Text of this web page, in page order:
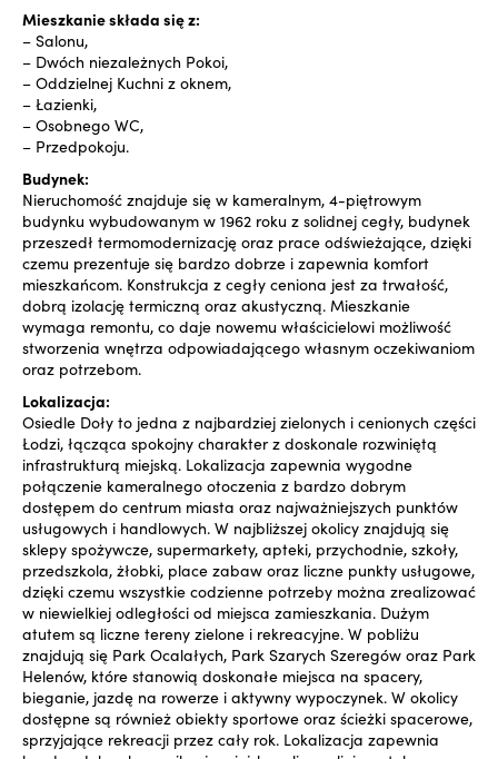
Mieszkanie składa się z:
– Salonu,
– Dwóch niezależnych Pokoi,
– Oddzielnej Kuchni z oknem,
– Łazienki,
– Osobnego WC,
– Przedpokoju.
Budynek:
Nieruchomość znajduje się w kameralnym, 4-piętrowym
budynku wybudowanym w 1962 roku z solidnej cegły, budynek
przeszedł termomodernizację oraz prace odświeżające, dzięki
czemu prezentuje się bardzo dobrze i zapewnia komfort
mieszkańcom. Konstrukcja z cegły ceniona jest za trwałość,
dobrą izolację termiczną oraz akustyczną. Mieszkanie
wymaga remontu, co daje nowemu właścicielowi możliwość
stworzenia wnętrza odpowiadającego własnym oczekiwaniom
oraz potrzebom.
Lokalizacja:
Osiedle Doły to jedna z najbardziej zielonych i cenionych części
Łodzi, łącząca spokojny charakter z doskonale rozwiniętą
infrastrukturą miejską. Lokalizacja zapewnia wygodne
połączenie kameralnego otoczenia z bardzo dobrym
dostępem do centrum miasta oraz najważniejszych punktów
usługowych i handlowych. W najbliższej okolicy znajdują się
sklepy spożywcze, supermarkety, apteki, przychodnie, szkoły,
przedszkola, żłobki, place zabaw oraz liczne punkty usługowe,
dzięki czemu wszystkie codzienne potrzeby można zrealizować
w niewielkiej odległości od miejsca zamieszkania. Dużym
atutem są liczne tereny zielone i rekreacyjne. W pobliżu
znajdują się Park Ocalałych, Park Szarych Szeregów oraz Park
Helenów, które stanowią doskonałe miejsca na spacery,
bieganie, jazdę na rowerze i aktywny wypoczynek. W okolicy
dostępne są również obiekty sportowe oraz ścieżki spacerowe,
sprzyjające rekreacji przez cały rok. Lokalizacja zapewnia